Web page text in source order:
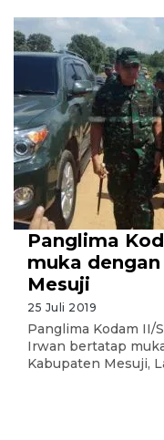
Panglima
muka
Mesuji
25 Juli 2019
Panglima Kodam II/
Irwan bertatap
Kabupaten Mesuji,